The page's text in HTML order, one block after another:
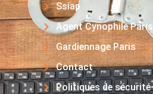
Ssiap
Agent Cynophile Paris
Gardiennage Paris
Contact
Politiques de sécurité